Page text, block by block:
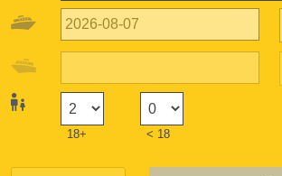
18+ < 18